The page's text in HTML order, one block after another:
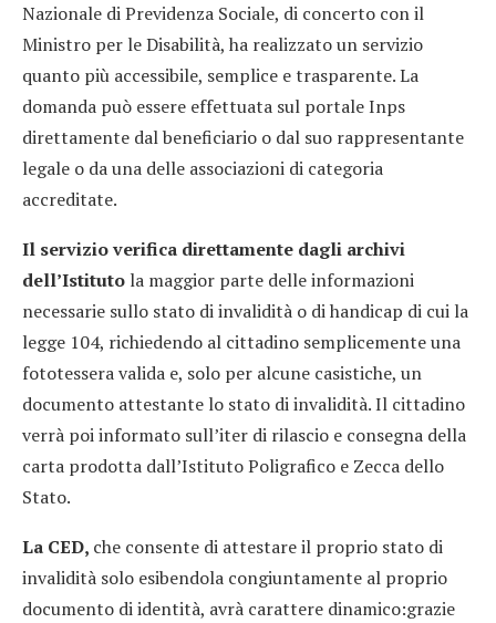
Nazionale di Previdenza Sociale, di concerto con il
Ministro per le Disabilità, ha realizzato un servizio
quanto più accessibile, semplice e trasparente. La
domanda può essere effettuata sul portale Inps
direttamente dal beneficiario o dal suo rappresentante
legale o da una delle associazioni di categoria
accreditate.
Il servizio verifica direttamente dagli archivi
dell’Istituto la maggior parte delle informazioni
necessarie sullo stato di invalidità o di handicap di cui la
legge 104, richiedendo al cittadino semplicemente una
fototessera valida e, solo per alcune casistiche, un
documento attestante lo stato di invalidità. Il cittadino
verrà poi informato sull’iter di rilascio e consegna della
carta prodotta dall’Istituto Poligrafico e Zecca dello
Stato.
La CED, che consente di attestare il proprio stato di
invalidità solo esibendola congiuntamente al proprio
documento di identità, avrà carattere dinamico:grazie